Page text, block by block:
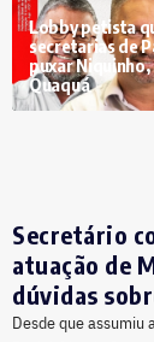
Lobby petista
secretarias de
puxar
Quaquá
Secretário
atuação de
dúvidas
Desde que assumiu